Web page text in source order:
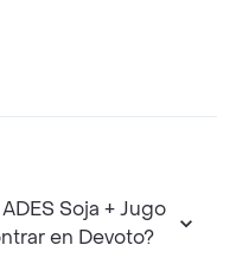
Soja + Jugo
en Devoto?